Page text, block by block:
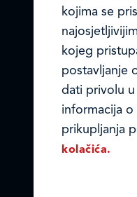
Online formular
Obavijest o
Privacy notice and
© LEDO plus d.o.o.
kojima se
kojeg
postavljanje
dati privolu
informacija o
prikupljanja
kolačića.
Nužni
Nužni
stranica ne
a isključiti ih
postavki u